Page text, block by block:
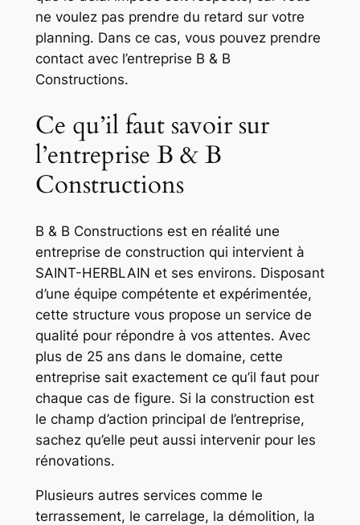
ne voulez pas prendre du retard sur votre
planning. Dans ce cas, vous pouvez prendre
contact avec l’entreprise B & B
Constructions.
Ce qu’il faut savoir sur
l’entreprise B & B
Constructions
B & B Constructions est en réalité une
entreprise de construction qui intervient à
SAINT-HERBLAIN et ses environs. Disposant
d’une équipe compétente et expérimentée,
cette structure vous propose un service de
qualité pour répondre à vos attentes. Avec
plus de 25 ans dans le domaine, cette
entreprise sait exactement ce qu’il faut pour
chaque cas de figure. Si la construction est
le champ d’action principal de l’entreprise,
sachez qu’elle peut aussi intervenir pour les
rénovations.
Plusieurs autres services comme le
terrassement, le carrelage, la démolition, la